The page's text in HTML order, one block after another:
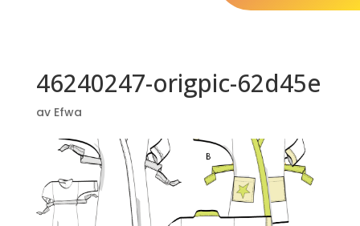
46240247-origpic-62d45e
av Efwa